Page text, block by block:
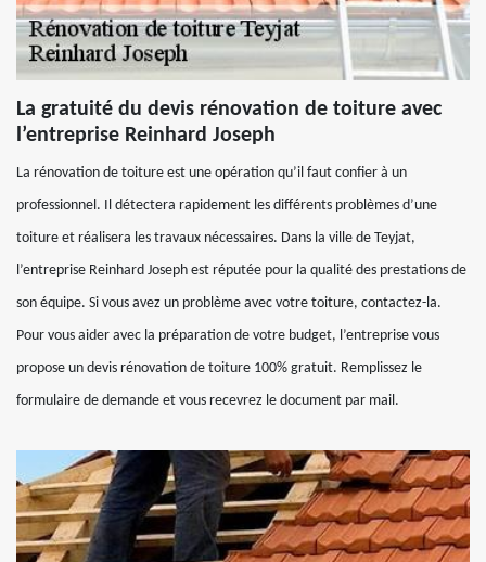
La gratuité du devis rénovation de toiture avec
l’entreprise Reinhard Joseph
La rénovation de toiture est une opération qu’il faut confier à un
professionnel. Il détectera rapidement les différents problèmes d’une
toiture et réalisera les travaux nécessaires. Dans la ville de Teyjat,
l’entreprise Reinhard Joseph est réputée pour la qualité des prestations de
son équipe. Si vous avez un problème avec votre toiture, contactez-la.
Pour vous aider avec la préparation de votre budget, l’entreprise vous
propose un devis rénovation de toiture 100% gratuit. Remplissez le
formulaire de demande et vous recevrez le document par mail.